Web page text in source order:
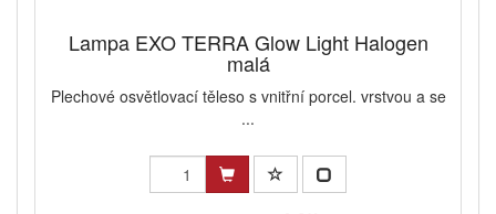
Lampa EXO TERRA Glow Light Halogen
malá
Plechové osvětlovací těleso s vnitřní porcel. vrstvou a se
...